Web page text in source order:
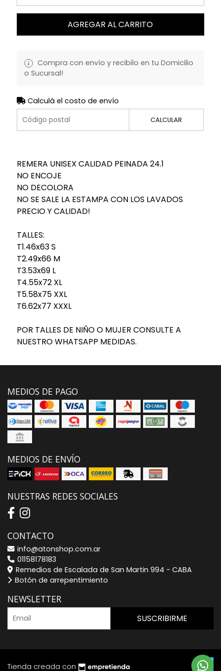
AGREGAR AL CARRITO
Compra con envío y recibilo en tu Domicilio
o Sucursal!
Calculá el costo de envío
CALCULAR
REMERA UNISEX CALIDAD PEINADA 24.1
NO ENCOJE
NO DECOLORA
NO SE SALE LA ESTAMPA CON LOS LAVADOS
PRECIO Y CALIDAD!
TALLES:
T1.46x63 S
T2.49x66 M
T3.53x69 L
T4.55x72 XL
T5.58x75 XXL
T6.62x77 XXXL
POR TALLES DE NIÑO O MUJER CONSULTE A
NUESTRO WHATSAPP MEDIDAS.
MEDIOS DE PAGO
MEDIOS DE ENVÍO
NUESTRAS REDES SOCIALES
CONTACTO
info@atonshop.com.ar
01158178183
Remedios de Escalada de San Martin 994 - CABA
Botón de arrepentimiento
NEWSLETTER
SUSCRIBIRME
Tienda creada con